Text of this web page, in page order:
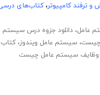
ترفند کامپیوتر، کتاب‌های
عامل، دانلود جزوه درس سیستم
چیست، سیستم عامل ویندوز،
وظایف سیستم عامل چیست